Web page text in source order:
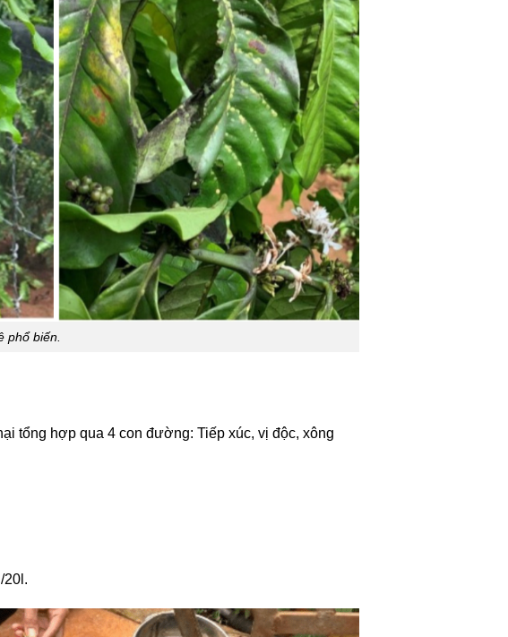
phổ biến.
tổng hợp qua 4 con đường: Tiếp xúc, vị độc, xông
20l.